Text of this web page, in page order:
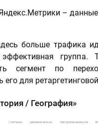
больше трафика
группа.
сегмент по
его для
/ География»